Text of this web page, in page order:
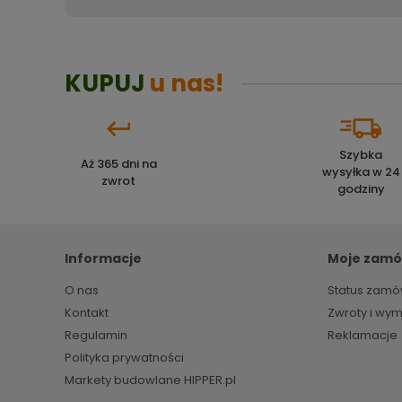
KUPUJ u nas!
Aż 365 dni na
zwrot
Szybka
wysyłka w 24
godziny
Informacje
O nas
Kontakt
Regulamin
Polityka prywatności
Markety budowlane HIPPER.pl
Moje
Status
Zwroty i
Reklamacje